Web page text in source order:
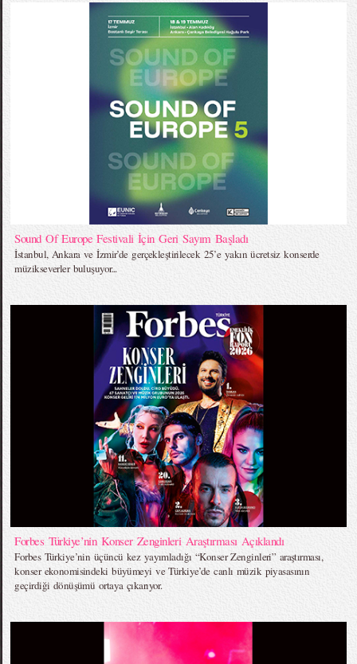
Sound Of Europe Festivali İçin Geri Sayım Başladı
İstanbul, Ankara ve İzmir’de gerçekleştirilecek 25’e yakın ücretsiz konserde
müzikseverler buluşuyor...
Forbes Türkiye’nin Konser Zenginleri Araştırması Açıklandı
Forbes Türkiye’nin üçüncü kez yayımladığı “Konser Zenginleri” araştırması,
konser ekonomisindeki büyümeyi ve Türkiye’de canlı müzik piyasasının
geçirdiği dönüşümü ortaya çıkarıyor.